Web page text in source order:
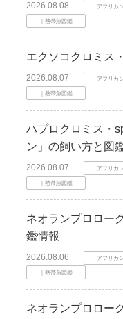
2026.08.08 アフリカ
｜熱帯魚図鑑
エクソコクロミス
2026.08.07 アフリカ
｜熱帯魚図鑑
ハプロクロミス・
ン」の飼い方と図
2026.08.07 アフリカ
｜熱帯魚図鑑
ネオランプロロー
鑑情報
2026.08.06 アフリカ
｜熱帯魚図鑑
ネオランプロロー